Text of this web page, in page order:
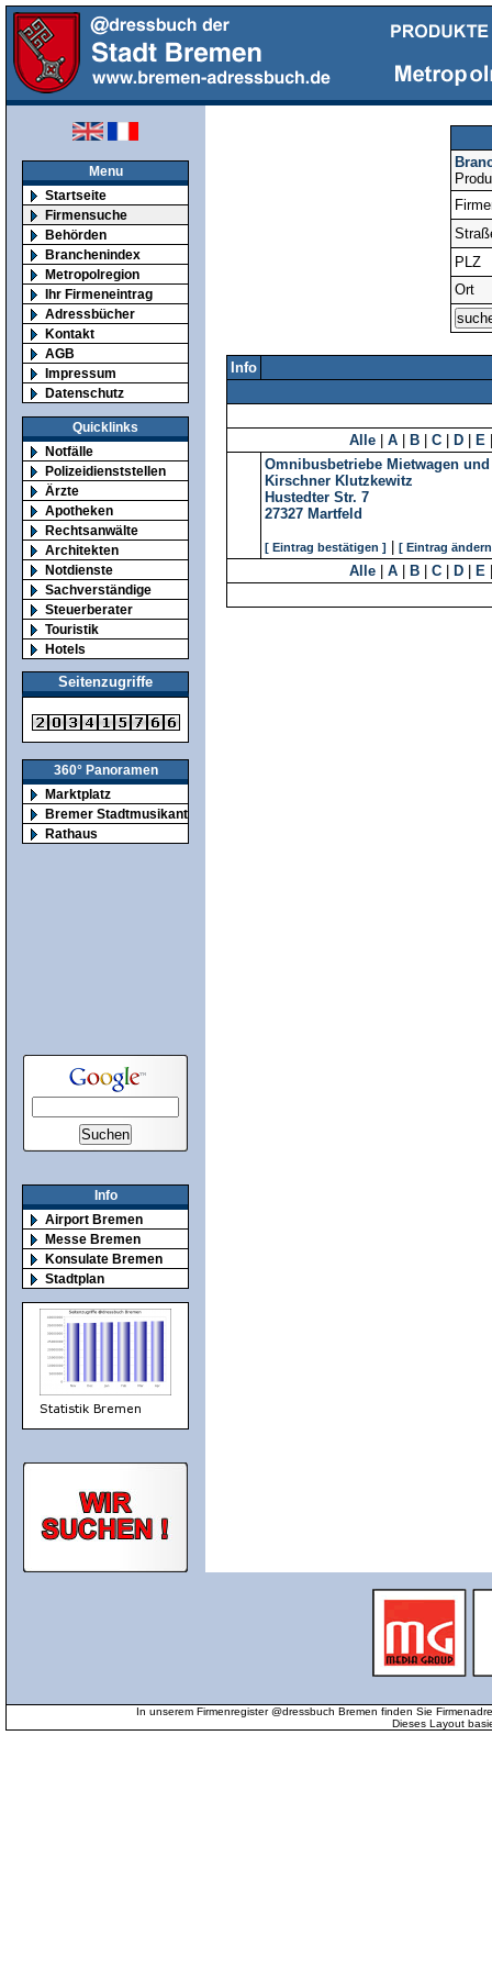
Menu
Startseite
Firmensuche
Behörden
Branchenindex
Metropolregion
Ihr Firmeneintrag
Adressbücher
Kontakt
AGB
Impressum
Datenschutz
Quicklinks
Notfälle
Polizeidienststellen
Ärzte
Apotheken
Rechtsanwälte
Architekten
Notdienste
Sachverständige
Steuerberater
Touristik
Hotels
Seitenzugriffe
360° Panoramen
Marktplatz
Bremer Stadtmusikanten
Rathaus
Info
Airport Bremen
Messe Bremen
Konsulate Bremen
Stadtplan
PLZ
Ort
Info
Alle A B C D E
Omnibusbetriebe Mietwagen
Kirschner Klutzkewitz
Hustedter Str. 7
27327 Martfeld
[ Eintrag bestätigen ] [ Eintrag
Alle A B C D E
In unserem Firmenregister @dressbuch Bremen finden Sie
Dieses Layout